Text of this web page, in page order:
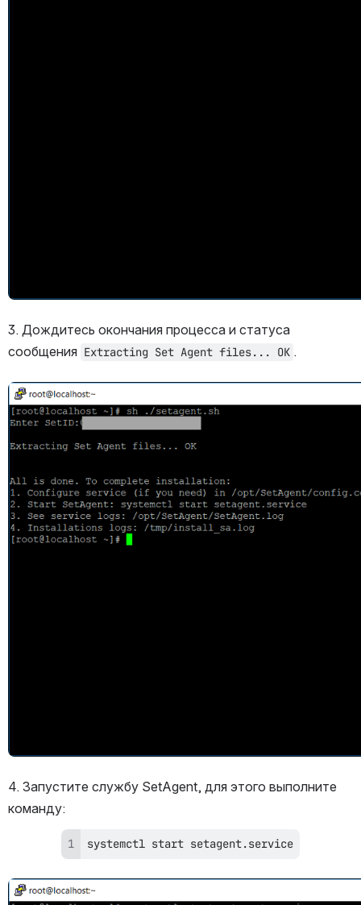
3. Дождитесь окончания процесса и статуса
сообщения Extracting Set Agent files... OK .
Открыть файл «»
4. Запустите службу SetAgent, для этого выполните
команду:
systemctl start setagent.service
Открыть файл «»